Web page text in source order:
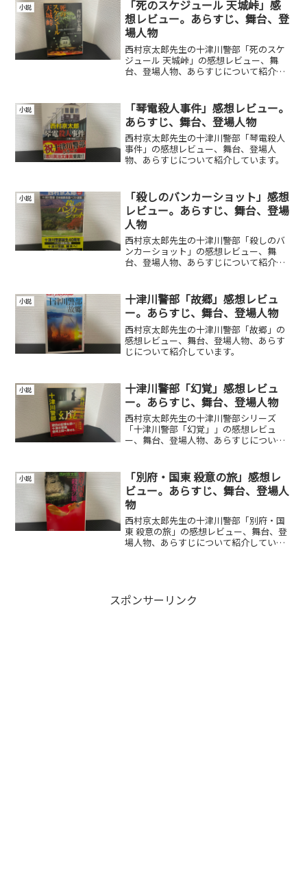
小説
「死のスケジュール 天城峠」感
想レビュー。あらすじ、舞台、登
場人物
西村京太郎先生の十津川警部「死のスケ
ジュール 天城峠」の感想レビュー、舞
台、登場人物、あらすじについて紹介し
小説
「琴電殺人事件」感想レビュー。
あらすじ、舞台、登場人物
西村京太郎先生の十津川警部「琴電殺人
事件」の感想レビュー、舞台、登場人
物、あらすじについて紹介しています。
小説
「殺しのバンカーショット」感想
レビュー。あらすじ、舞台、登場
人物
西村京太郎先生の十津川警部「殺しのバ
ンカーショット」の感想レビュー、舞
台、登場人物、あらすじについて紹介し
小説
十津川警部「故郷」感想レビュ
ー。あらすじ、舞台、登場人物
西村京太郎先生の十津川警部「故郷」の
感想レビュー、舞台、登場人物、あらす
じについて紹介しています。
小説
十津川警部「幻覚」感想レビュ
ー。あらすじ、舞台、登場人物
西村京太郎先生の十津川警部シリーズ
「十津川警部「幻覚」」の感想レビュ
ー、舞台、登場人物、あらすじについて
小説
「別府・国東 殺意の旅」感想レ
ビュー。あらすじ、舞台、登場人
物
西村京太郎先生の十津川警部「別府・国
東 殺意の旅」の感想レビュー、舞台、登
場人物、あらすじについて紹介していま
スポンサーリンク